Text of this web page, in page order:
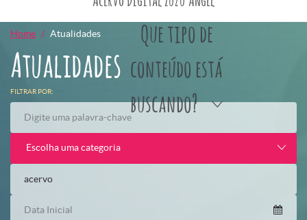
Que tipo de
conteúdo está
buscando?
Home Atualidades
Atualidades
FILTRAR POR:
Escolha uma categoria